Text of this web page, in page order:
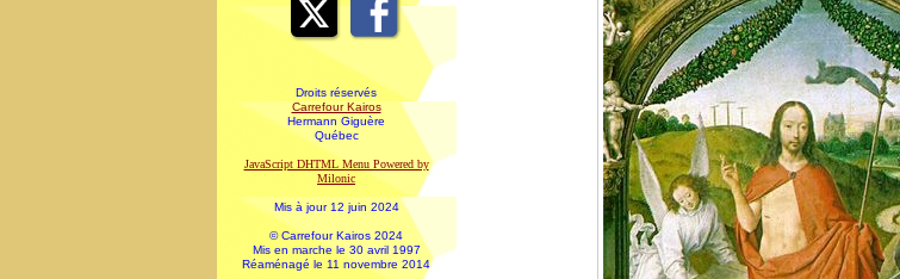
Droits réservés
Carrefour Kairos
Hermann Giguère
Québec
JavaScript DHTML Menu Powered by
Milonic
Mis à jour 12 juin 2024
© Carrefour Kairos 2024
Mis en marche le 30 avril 1997
Réaménagé le 11 novembre 2014